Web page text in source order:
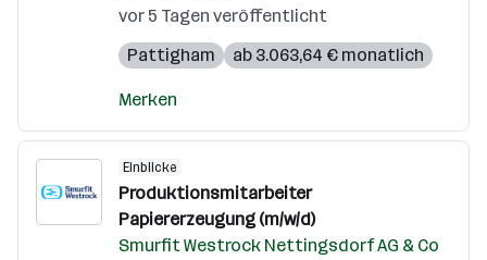
vor 5 Tagen veröffentlicht
Pattigham
ab 3.063,64 € monatlich
Merken
Einblicke
Produktionsmitarbeiter
Papiererzeugung (m/w/d)
Smurfit Westrock Nettingsdorf AG & Co